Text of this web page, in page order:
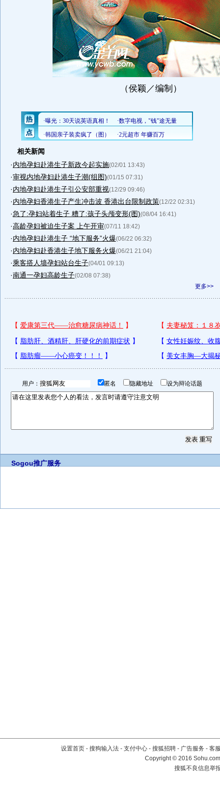
（侯颖／编制）
相关新闻
·内地孕妇赴港生子新政今起实施(02/01 13:43)
·审视内地孕妇赴港生子潮(组图)(01/15 07:31)
·内地孕妇赴港生子引公安部重视(12/29 09:46)
·内地孕妇香港生子产生冲击波 香港出台限制政策(12/22 02:31)
·急了:孕妇站着生子 糟了:孩子头颅变形(图)(08/04 16:41)
·高龄孕妇被迫生子案 上午开审(07/11 18:42)
·内地孕妇赴港生子 “地下服务”火爆(06/22 06:32)
·内地孕妇赴香港生子地下服务火爆(06/21 21:04)
·乘客搭人墙孕妇站台生子(04/01 09:13)
·南通一孕妇高龄生子(02/08 07:38)
更多>>
用户： 匿名 隐藏地址 设为辩论话题
Sogou推广服务
设置首页 - 搜狗输入法 - 支付中心 - 搜狐招聘 - 广告服务 - 客
Copyright©2016
搜狐不良信息举